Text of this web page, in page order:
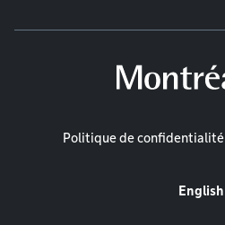
Mentions légales
Politique de confidentialité
English